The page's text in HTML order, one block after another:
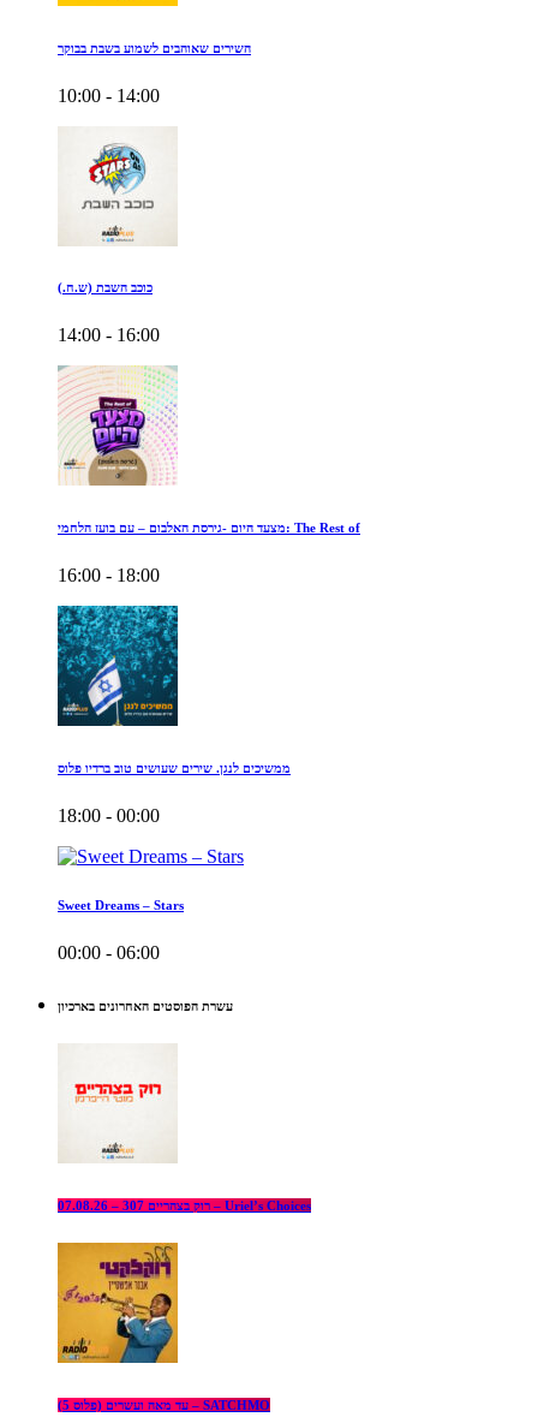
השירים שאוהבים לשמוע בשבת בבוקר
10:00 - 14:00
כוכב השבת (ש.ח.)
14:00 - 16:00
מצעד היום -גירסת האלבום – עם בועז הלחמי: The Rest of
16:00 - 18:00
ממשיכים לנגן. שירים שעושים טוב ברדיו פלוס
18:00 - 00:00
Sweet Dreams – Stars
00:00 - 06:00
עשרת הפוסטים האחרונים בארכיון
רוק בצהריים 307 – 07.08.26 – Uriel’s Choices
עד מאה ועשרים (פלוס 5) – SATCHMO